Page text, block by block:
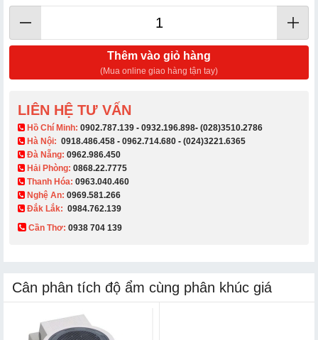
Thêm vào giỏ hàng
(Mua online giao hàng tận tay)
LIÊN HỆ TƯ VẤN
​ Hồ Chí Minh: 0902.787.139 - 0932.196.898- (028)3510.2786
Hà Nội: 0918.486.458 - 0962.714.680 - (024)3221.6365
Đà Nẵng: 0962.986.450
Hải Phòng: 0868.22.7775
Thanh Hóa: 0963.040.460
Nghệ An: 0969.581.266
Đắk Lắk: 0984.762.139
Cần Thơ: 0938 704 139​
Cân phân tích độ ẩm cùng phân khúc giá